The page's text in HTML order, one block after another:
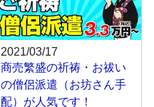
2021/03/17
商売繁盛の祈祷・お祓い
の僧侶派遣（お坊さん手
配）が人気です！